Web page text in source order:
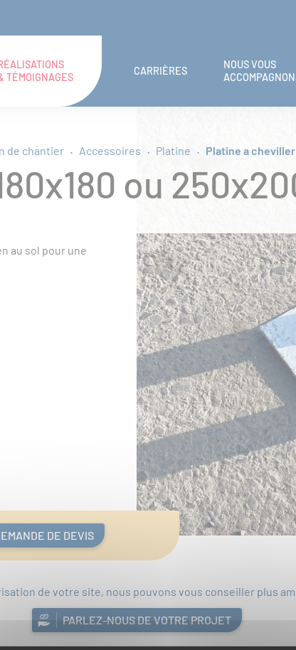
TÉMOIGNAGES
CARRIÈRES
NOUS VOUS
de chantier Accessoires Platine Platine a
ou
au sol pour une
DE DEVIS
de votre site, nous pouvons vous conseiller plus
PARLEZ-NOUS DE VOTRE PROJET